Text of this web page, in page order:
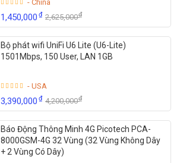
- China
1,450,000₫ 2,625,000₫
Bộ phát wifi UniFi U6 Lite (U6-Lite)
1501Mbps, 150 User, LAN 1GB
- USA
3,390,000₫ 4,200,000₫
Báo Động Thông Minh 4G Picotech PCA-
8000GSM-4G 32 Vùng (32 Vùng Không Dây
+ 2 Vùng Có Dây)